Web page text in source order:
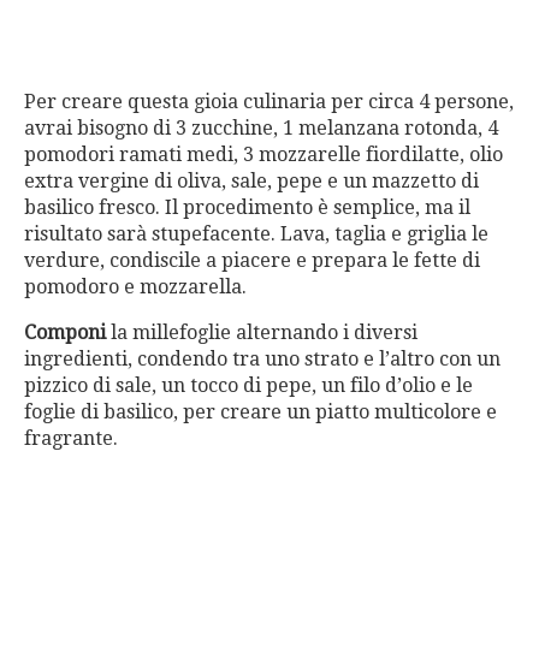
Per creare questa gioia culinaria per circa 4 persone,
avrai bisogno di 3 zucchine, 1 melanzana rotonda, 4
pomodori ramati medi, 3 mozzarelle fiordilatte, olio
extra vergine di oliva, sale, pepe e un mazzetto di
basilico fresco. Il procedimento è semplice, ma il
risultato sarà stupefacente. Lava, taglia e griglia le
verdure, condiscile a piacere e prepara le fette di
pomodoro e mozzarella.
Componila millefoglie alternando i diversi
ingredienti, condendo tra uno strato e l’altro con un
pizzico di sale, un tocco di pepe, un filo d’olio e le
foglie di basilico, per creare un piatto multicolore e
fragrante.